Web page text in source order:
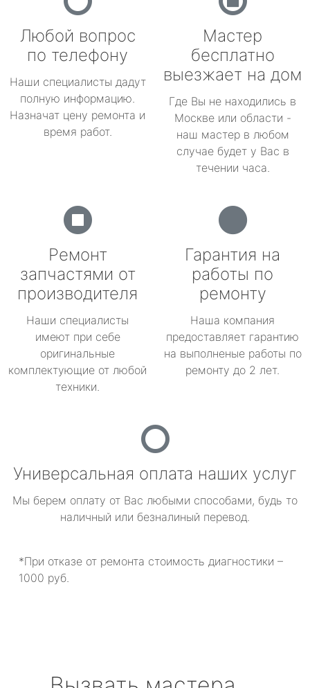
Любой вопрос
по телефону
Наши специалисты дадут
полную информацию.
Назначат цену ремонта и
время работ.
Мастер
бесплатно
выезжает на дом
Где Вы не находились в
Москве или области -
наш мастер в любом
случае будет у Вас в
течении часа.
Ремонт
запчастями от
производителя
Наши специалисты
имеют при себе
оригинальные
комплектующие от любой
техники.
Гарантия на
работы по
ремонту
Наша компания
предоставляет гарантию
на выполненые работы по
ремонту до 2 лет.
Универсальная оплата наших услуг
Мы берем оплату от Вас любыми способами, будь то
наличный или безналиный перевод.
*При отказе от ремонта стоимость диагностики –
1000 руб.